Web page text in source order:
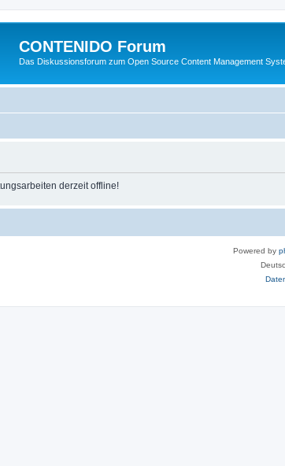
CONTENIDO Forum
Das Diskussionsforum zum Open Source Content Management
derzeit offline!
Powered by